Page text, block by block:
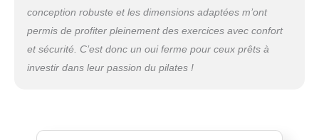
conception robuste et les dimensions adaptées m’ont
permis de profiter pleinement des exercices avec confort
et sécurité. C’est donc un oui ferme pour ceux prêts à
investir dans leur passion du pilates !